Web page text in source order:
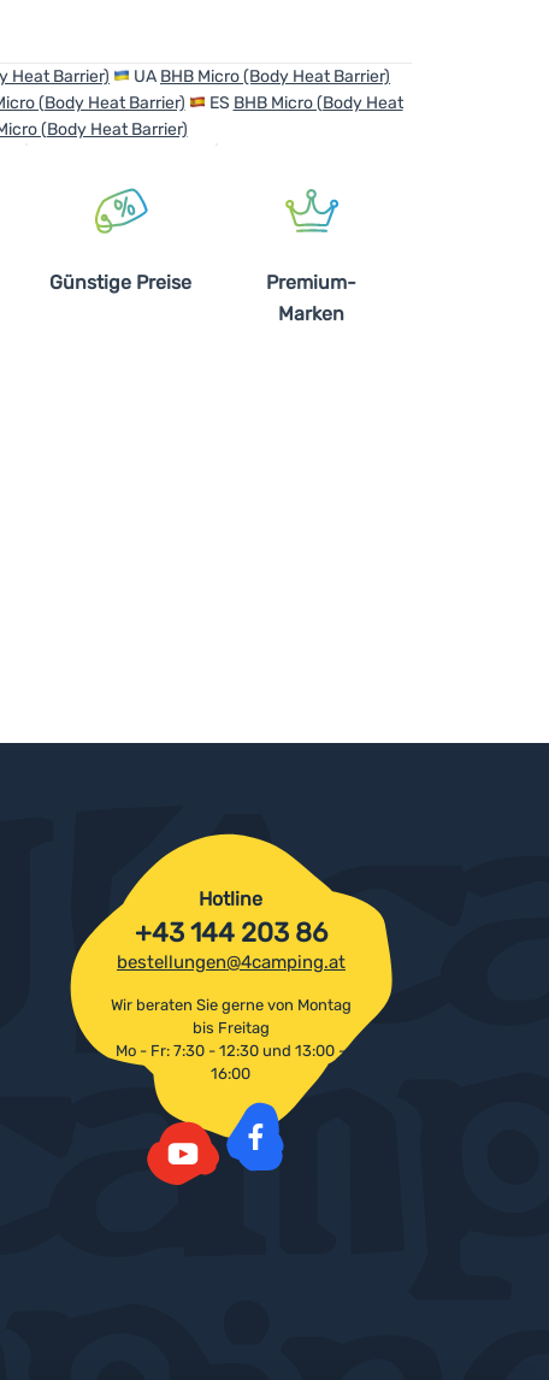
Heat Barrier) UA BHB Micro (Body Heat Barrier)
(Body Heat Barrier) ES BHB Micro (Body Heat
(Body Heat Barrier)
Günstige Preise
Premium-
Marken
Hotline
+43 144 203 86
bestellungen@4camping.at
Wir beraten Sie gerne von Montag
bis Freitag
Mo - Fr: 7:30 - 12:30 und 13:00 -
16:00